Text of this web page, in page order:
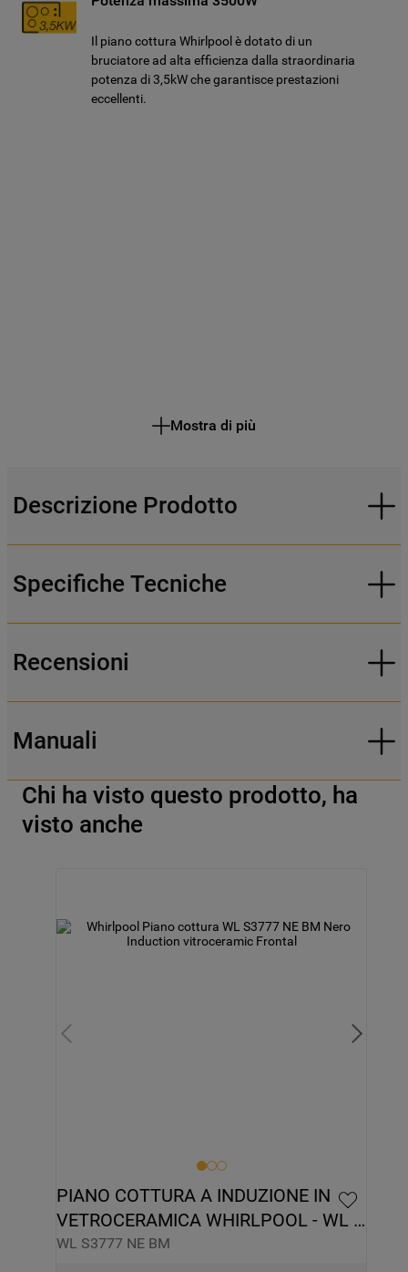
Il piano cottura Whirlpool è dotato di un
bruciatore ad alta efficienza dalla straordinaria
potenza di 3,5kW che garantisce prestazioni
eccellenti.
Mostra di più
Descrizione Prodotto
Specifiche Tecniche
Recensioni
Manuali
Chi ha visto questo prodotto, ha
visto anche
PIANO COTTURA A INDUZIONE IN
VETROCERAMICA WHIRLPOOL - WL
S3777 NE BM
WL S3777 NE BM